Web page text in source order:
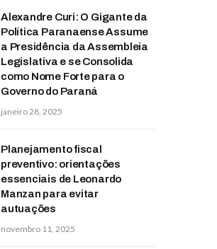
Alexandre Curi: O Gigante da
Política Paranaense Assume
a Presidência da Assembleia
Legislativa e se Consolida
como Nome Forte para o
Governo do Paraná
janeiro 28, 2025
Planejamento fiscal
preventivo: orientações
essenciais de Leonardo
Manzan para evitar
autuações
novembro 11, 2025